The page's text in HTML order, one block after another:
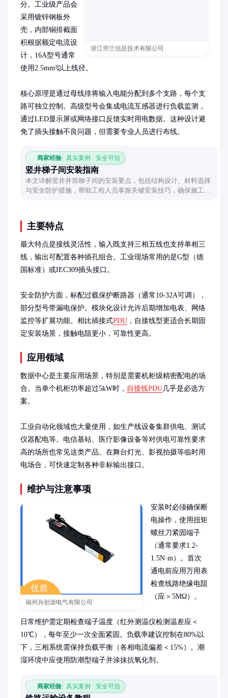
浙江劳兰信息技术有限公司
分。工业级产品会
采用镀锌钢板外
壳，内部铜排截面
积根据额定电流设
计，16A型号通常
使用2.5mm²以上线径。
核心原理是通过母线排将输入电能分配到多个支路，每个支
路可独立控制。高级型号会集成电流互感器进行负载监测，
通过LED显示屏或网络接口反馈实时用电数据。这种设计避
免了插头接触不良问题，但需要专业人员进行布线。
商家经验 真实案例 · 安全可信
竖井梯子间安装指南
本文详解竖井井筒梯子间的安装要点，包括结构设计、材料选择
与安全防护措施，帮助工程人员掌握关键安装技巧，确保施工安
主要特点
最大特点是接线灵活性，输入既支持三相五线也支持单相三
线，输出可配置各种插孔组合。工业现场常用的是G型（德
国标准）或IEC309插头接口。
安全防护方面，标配过载保护断路器（通常10-32A可调），
部分型号带漏电保护。模块化设计允许后期增加电表、网络
监控等扩展功能。相比插接式PDU ，自接线型更适合长期固
定安装场景，接触电阻更小，可靠性更高。
应用领域
数据中心是主要应用场景，特别是需要机柜级精密配电的场
合。当单个机柜功率超过5kW时， 自接线PDU几乎是必选方
案。
工业自动化领域也大量使用，如生产线设备集群供电、测试
仪器配电等。电信基站、医疗影像设备等对供电可靠性要求
高的场所也常见这类产品。在舞台灯光、影视拍摄等临时用
电场合，可快速定制各种非标输出接口。
维护与注意事项
福州兴创源电气有限公司
安装时必须确保断
电操作，使用扭矩
螺丝刀紧固端子
（通常要求1.2-
1.5N·m）。首次
通电前应用万用表
检查线路绝缘电阻
（应＞5MΩ）。
日常维护需定期检查端子温度（红外测温仪检测温差应＜
10℃），每年至少一次全面紧固。负载率建议控制在80%以
下，三相系统需保持负载平衡（各相电流偏差＜15%）。潮
湿环境中应使用防潮型端子并涂抹抗氧化剂。
商家经验 真实案例 · 安全可信